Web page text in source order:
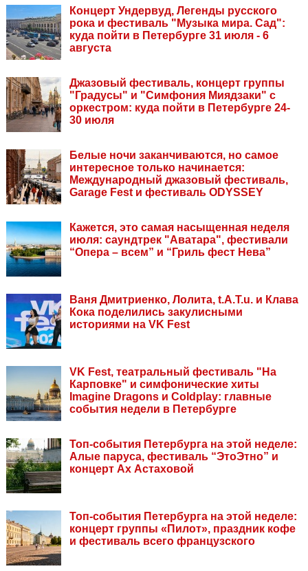
Концерт Ундервуд, Легенды русского
рока и фестиваль "Музыка мира. Сад":
куда пойти в Петербурге 31 июля - 6
августа
Джазовый фестиваль, концерт группы
"Градусы" и "Симфония Миядзаки" с
оркестром: куда пойти в Петербурге 24-
30 июля
Белые ночи заканчиваются, но самое
интересное только начинается:
Международный джазовый фестиваль,
Garage Fest и фестиваль ODYSSEY
Кажется, это самая насыщенная неделя
июля: саундтрек "Аватара", фестивали
“Опера – всем” и “Гриль фест Нева”
Ваня Дмитриенко, Лолита, t.A.T.u. и Клава
Кока поделились закулисными
историями на VK Fest
VK Fest, театральный фестиваль "На
Карповке" и симфонические хиты
Imagine Dragons и Coldplay: главные
события недели в Петербурге
Топ-события Петербурга на этой неделе:
Алые паруса, фестиваль “ЭтоЭтно” и
концерт Ах Астаховой
Топ-события Петербурга на этой неделе:
концерт группы «Пилот», праздник кофе
и фестиваль всего французского